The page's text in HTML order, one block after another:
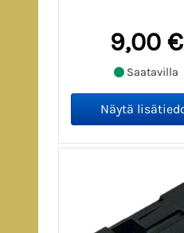
9,00 €
Saatavilla